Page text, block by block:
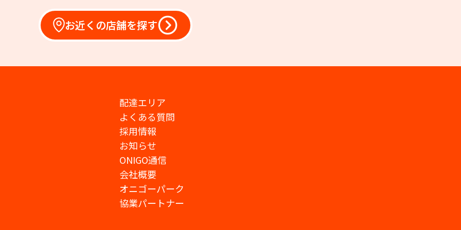
お近くの店舗を探す
配達エリア
よくある質問
採用情報
お知らせ
ONIGO通信
会社概要
オニゴーパーク
協業パートナー